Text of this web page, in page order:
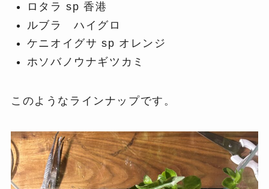
ロタラ sp 香港
ルブラ ハイグロ
ケニオイグサ sp オレンジ
ホソバノウナギツカミ
このようなラインナップです。